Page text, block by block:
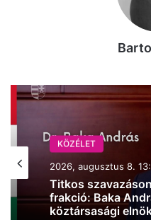
KÖZÉLET
2026, augusztus 8.
KÖZÉLET
2026, augusztus 7.
Iskolakezdési
önkormányzattól,
juthatsz hozzá